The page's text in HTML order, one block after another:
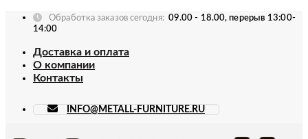
Skip
Обработка заказов сегодня: 09.00 - 18.00, перерыв 13:00-
14:00
Доставка и оплата
О компании
Контакты
INFO@METALL-FURNITURE.RU